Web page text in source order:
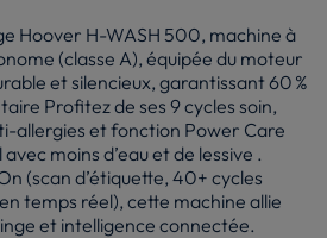
Hoover H-WASH 500, machine à
(classe A), équipée du moteur
et silencieux, garantissant 60 %
Profitez de ses 9 cycles soin,
allergies et fonction Power Care
moins d’eau et de lessive .
(scan d’étiquette, 40+ cycles
temps réel), cette machine allie
et intelligence connectée.